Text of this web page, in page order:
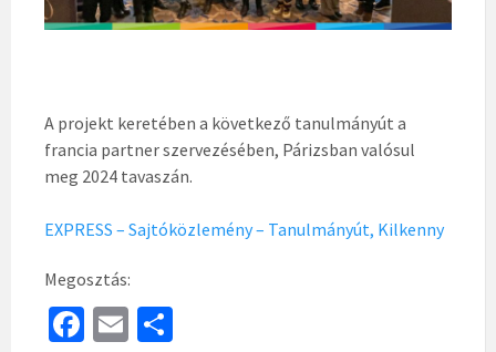
A projekt keretében a következő tanulmányút a
francia partner szervezésében, Párizsban valósul
meg 2024 tavaszán.
EXPRESS – Sajtóközlemény – Tanulmányút, Kilkenny
Megosztás:
Fa E